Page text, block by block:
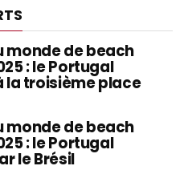
monde de beach
: le Portugal
la troisième place
monde de beach
: le Portugal
le Brésil